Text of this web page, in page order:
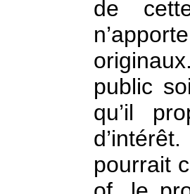
de
public
qu’il
pourrait